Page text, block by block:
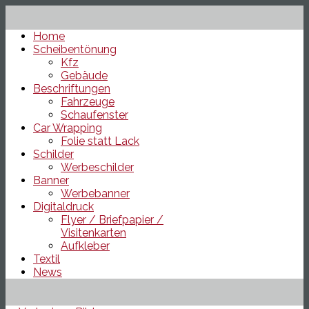
Home
Scheibentönung
Kfz
Gebäude
Beschriftungen
Fahrzeuge
Schaufenster
Car Wrapping
Folie statt Lack
Schilder
Werbeschilder
Banner
Werbebanner
Digitaldruck
Flyer / Briefpapier /
Visitenkarten
Aufkleber
Textil
News